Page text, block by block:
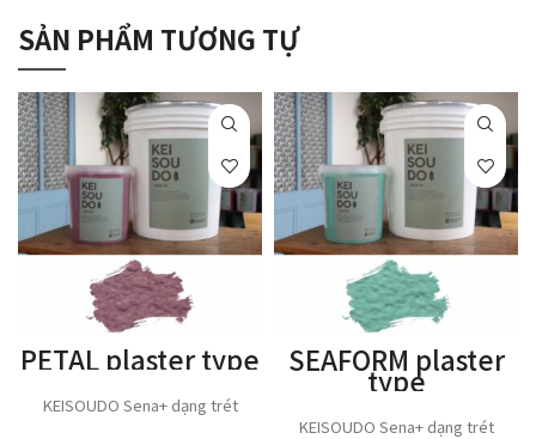
SẢN PHẨM TƯƠNG TỰ
PETAL plaster type
KEISOUDO Sena+ dạng trét
SEAFORM plaster
type
KEISOUDO Sena+ dạng trét